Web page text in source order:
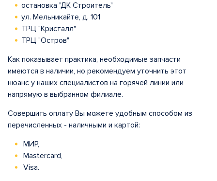
остановка "ДК Строитель"
ул. Мельникайте, д. 101
ТРЦ "Кристалл"
ТРЦ "Остров"
Как показывает практика, необходимые запчасти
имеются в наличии, но рекомендуем уточнить этот
нюанс у наших специалистов на горячей линии или
напрямую в выбранном филиале.
Совершить оплату Вы можете удобным способом из
перечисленных - наличными и картой:
МИР,
Mastercard,
Visa.